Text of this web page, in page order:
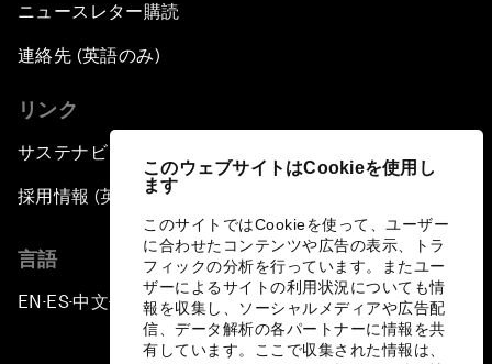
このウェブサイトはCookieを使用し
ます
このサイトではCookieを使って、ユーザー
に合わせたコンテンツや広告の表示、トラ
フィックの分析を行っています。またユー
ザーによるサイトの利用状況についても情
報を収集し、ソーシャルメディアや広告配
信、データ解析の各パートナーに情報を共
有しています。ここで収集された情報は、
ニュースレター購読
連絡先 (英語のみ)
リンク
サステナビリティへの取り組み
採用情報 (英語のみ)
言語
EN ▪ ES▪中文▪ 日本語